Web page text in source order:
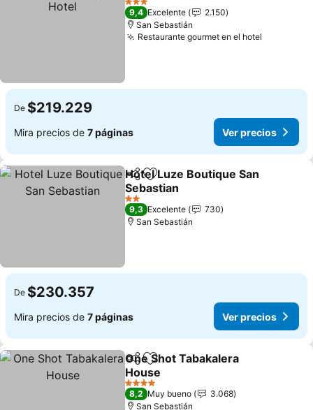
3 Estrellas
9,4 Excelente
2.150
San Sebastián
Restaurante gourmet en el hotel
De $219.229
Mira precios de 7 páginas Ver precios
CompartirAgregar a favoritos
Hotel Luze Boutique San
Sebastian
Ver precios
2 Estrellas
9,3 Excelente
730
San Sebastián
De $230.357
Mira precios de 7 páginas Ver precios
CompartirAgregar a favoritos
One Shot Tabakalera
House
Ver precios
4 Estrellas
8,2 Muy bueno
3.068
San Sebastián